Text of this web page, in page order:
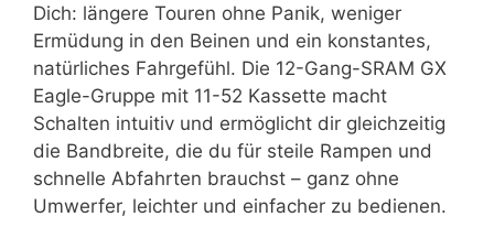
Dich: längere Touren ohne Panik, weniger
Ermüdung in den Beinen und ein konstantes,
natürliches Fahrgefühl. Die 12-Gang-SRAM GX
Eagle-Gruppe mit 11-52 Kassette macht
Schalten intuitiv und ermöglicht dir gleichzeitig
die Bandbreite, die du für steile Rampen und
schnelle Abfahrten brauchst – ganz ohne
Umwerfer, leichter und einfacher zu bedienen.